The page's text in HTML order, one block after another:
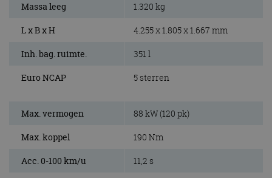
Massa leeg 1.320 kg
L x B x H 4.255 x 1.805 x 1.667 mm
Inh. bag. ruimte. 351 l
Euro NCAP 5 sterren
Max. vermogen 88 kW (120 pk)
Max. koppel 190 Nm
Acc. 0-100 km/u 11,2 s